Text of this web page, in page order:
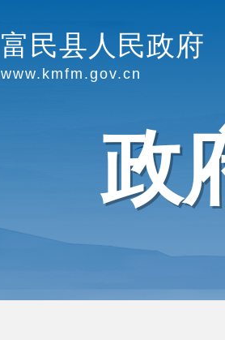
富民县人民政府
www.kmfm.gov.cn
政